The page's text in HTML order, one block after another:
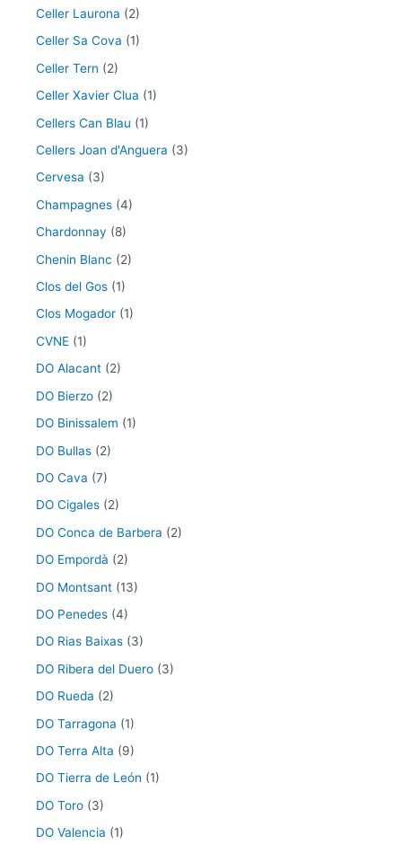
Celler Laurona (2)
Celler Sa Cova (1)
Celler Tern (2)
Celler Xavier Clua (1)
Cellers Can Blau (1)
Cellers Joan d'Anguera (3)
Cervesa (3)
Champagnes (4)
Chardonnay (8)
Chenin Blanc (2)
Clos del Gos (1)
Clos Mogador (1)
CVNE (1)
DO Alacant (2)
DO Bierzo (2)
DO Binissalem (1)
DO Bullas (2)
DO Cava (7)
DO Cigales (2)
DO Conca de Barbera (2)
DO Empordà (2)
DO Montsant (13)
DO Penedes (4)
DO Rias Baixas (3)
DO Ribera del Duero (3)
DO Rueda (2)
DO Tarragona (1)
DO Terra Alta (9)
DO Tierra de León (1)
DO Toro (3)
DO Valencia (1)